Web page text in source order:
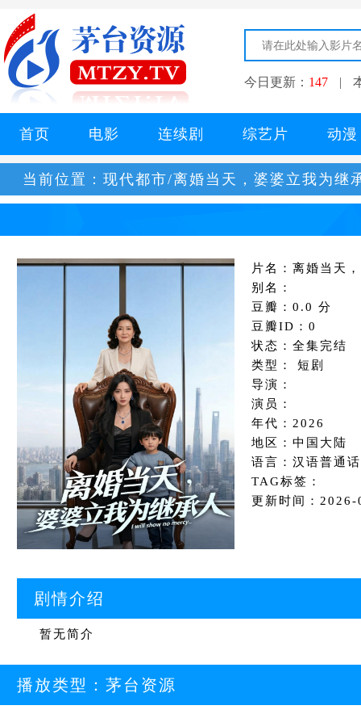
今日更新： 147 |
首页 电影 连续剧 综艺片 动漫
当前位置： 现代都市/离婚当天，婆婆立我为继
片名：离婚当天
别名：
豆瓣：0.0 分
豆瓣ID：0
状态：全集完结
类型： 短剧
导演：
演员：
年代：2026
地区：中国大陆
语言：汉语普通话
TAG标签：
更新时间：
剧情介绍
暂无简介
播放类型： 茅台资源